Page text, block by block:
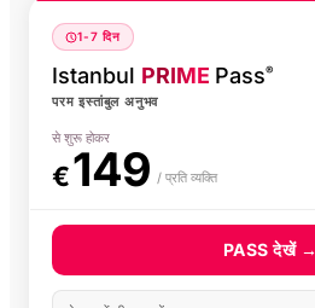
1-7 दिन
Istanbul PRIME Pass®
परम इस्तांबुल अनुभव
से शुरू होकर
€149 / प्रति व्यक्ति
PASS देखें →